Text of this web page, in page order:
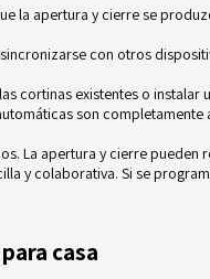
la apertura y cierre se
con otros
cortinas existentes o instalar
son
La apertura y cierre
y colaborativa. Si se
casa